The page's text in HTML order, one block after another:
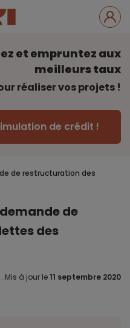
et empruntez aux
meilleurs taux
réaliser vos projets !
de crédit !
de restructuration des
de
des
. Mis à jour le 11 septembre 2020